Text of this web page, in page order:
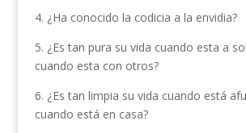
4. ¿Ha conocido la codicia a la envidia?
5. ¿Es tan pura su vida cuando esta a
cuando esta con otros?
6. ¿Es tan limpia su vida cuando está
cuando está en casa?